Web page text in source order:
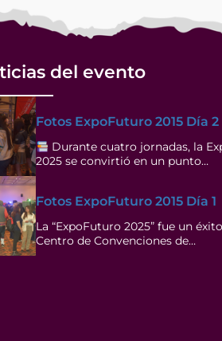
del evento
Fotos ExpoFuturo 2015 Día 2
Durante cuatro jornadas, la
2025 se convirtió en un punto…
Fotos ExpoFuturo 2015 Día 1
La “ExpoFuturo 2025” fue un
Centro de Convenciones de…